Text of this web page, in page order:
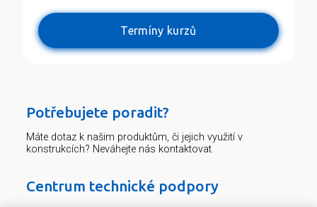
Termíny kurzů
Potřebujete poradit?
Máte dotaz k našim produktům, či jejich využití v
konstrukcích? Neváhejte nás kontaktovat.
Centrum technické podpory